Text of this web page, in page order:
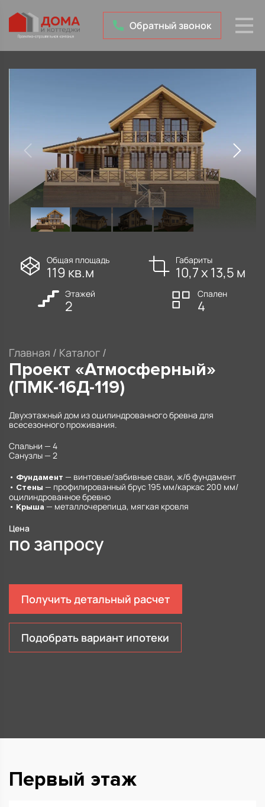
Обратный звонок
Общая площадь
119 кв.м
Габариты
10,7 х 13,5 м
Этажей
2
Спален
4
Главная / Каталог /
Проект «Атмосферный»
(ПМК-16Д-119)
Двухэтажный дом из оцилиндрованного бревна для
всесезонного проживания.
Спальни — 4
Санузлы — 2
• Фундамент — винтовые/забивные сваи, ж/б фундамент
• Стены — профилированный брус 195 мм/каркас 200 мм/
оцилиндрованное бревно
• Крыша — металлочерепица, мягкая кровля
Цена
по запросу
Получить детальный расчет
Подобрать вариант ипотеки
Первый этаж